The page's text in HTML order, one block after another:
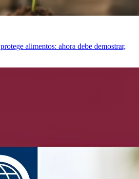
alimentos: ahora debe demostrar,